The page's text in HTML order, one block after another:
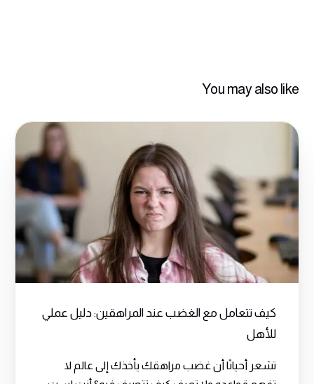
You may also like
كيف تتعامل مع الغضب عند المراهقين: دليل عملي
للأهل
تشعر أحيانًا أن غضب مراهقك يأخذك إلى عالم لا